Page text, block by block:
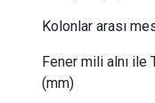
Kolonlar arası
Fener mili alnı ile
(mm)